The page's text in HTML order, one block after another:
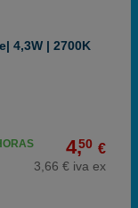
4,3W | 2700K
4,50 €
3,66 € iva ex